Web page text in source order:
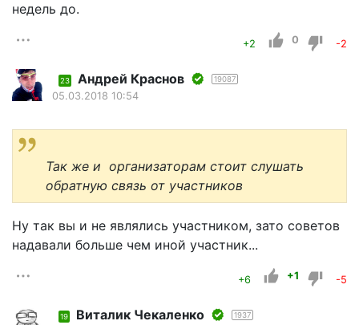
недель до.
+2 0 -2
23 Андрей Краснов 19087
05.03.2018 10:54
Так же и организаторам стоит слушать
обратную связь от участников
Ну так вы и не являлись участником, зато советов
надавали больше чем иной участник...
+6 +1 -5
19 Виталик Чекаленко 1937